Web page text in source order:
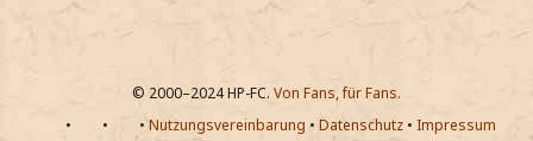
© 2000–2024 HP-FC. Von Fans, für Fans.
•
• • Nutzungsvereinbarung • Datenschutz• Impressum